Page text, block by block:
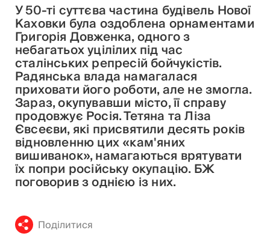
У 50-ті суттєва частина будівель Нової
Каховки була оздоблена орнаментами
Григорія Довженка, одного з
небагатьох уцілілих під час
сталінських репресій бойчукістів.
Радянська влада намагалася
приховати його роботи, але не змогла.
Зараз, окупувавши місто, її справу
продовжує Росія. Тетяна та Ліза
Євсеєви, які присвятили десять років
відновленню цих «кам'яних
вишиванок», намагаються врятувати
їх попри російську окупацію. БЖ
поговорив з однією із них.
Поділитися